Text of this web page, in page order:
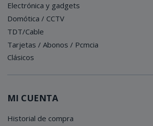
Electrónica y gadgets
Domótica / CCTV
TDT/Cable
Tarjetas / Abonos / Pcmcia
Clásicos
MI CUENTA
Historial de compra